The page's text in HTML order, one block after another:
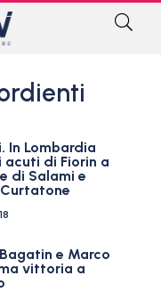
In Lombardia
acuti di Fiorin a
di Salami e
e Marco
vittoria a